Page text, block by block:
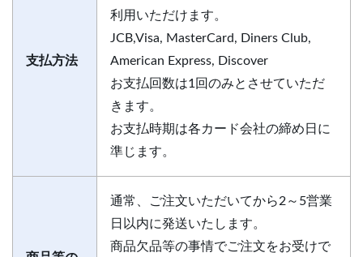
支払方法
利用いただけます。
JCB,Visa, MasterCard, Diners Club,
American Express, Discover
お支払回数は1回のみとさせていただ
きます。
お支払時期は各カード会社の締め日に
準じます。
通常、ご注文いただいてから2～5営業
日以内に発送いたします。
商品欠品等の事情でご注文をお受けで